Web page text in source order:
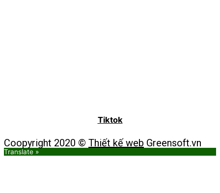
Tiktok
Coopyright 2020 © Thiết kế web Greensoft.vn
Translate »